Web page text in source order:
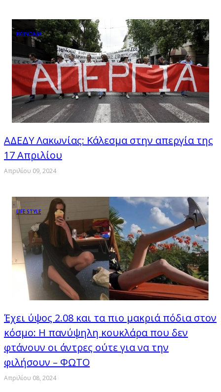
ΚΟΙΝΩΝΙΑ
ΑΔΕΔΥ Λακωνίας: Κάλεσμα στην απεργία της
17 Απριλίου
Απριλίου 09, 2024
LIFE STYLE
Έχει ύψος 2.08 και τα πιο μακριά πόδια στον
κόσμο: Η πανύψηλη κουκλάρα που δεν
φτάνουν οι άντρες ούτε για να την
φιλήσουν – ΦΩΤΟ
Απριλίου 08, 2024